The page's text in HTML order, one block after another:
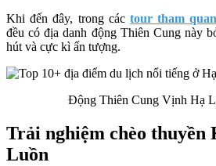
Khi đến đây, trong các tour tham
đều có địa danh động Thiên Cung này
hút và cực kì ấn tượng.
Động Thiên Cung Vịnh Hạ
Trải nghiệm chèo thuyền
Luồn